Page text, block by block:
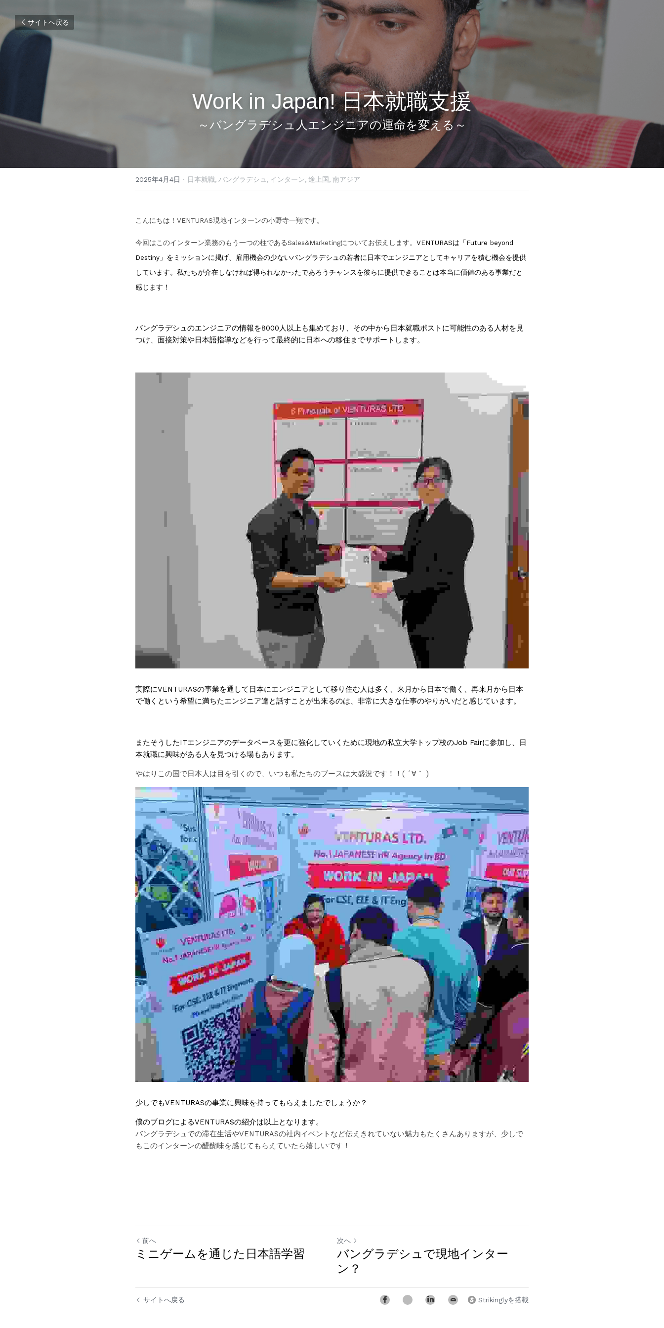
サイトへ戻る
Work in Japan! 日本就職支援
～バングラデシュ人エンジニアの運命を変える～
2025年4月4日 · 日本就職, バングラデシュ, インターン, 途上国, 南アジア
こんにちは！VENTURAS現地インターンの小野寺一翔です。
今回はこのインターン業務のもう一つの柱であるSales&Marketingについてお伝えします。 VENTURASは「Future beyond
Destiny」をミッションに掲げ、雇用機会の少ないバングラデシュの若者に日本でエンジニアとしてキャリアを積む機会を提供
しています。私たちが介在しなければ得られなかったであろうチャンスを彼らに提供できることは本当に価値のある事業だと
感じます！
バングラデシュのエンジニアの情報を8000人以上も集めており、その中から日本就職ポストに可能性のある人材を見
つけ、面接対策や日本語指導などを行って最終的に日本への移住までサポートします。
実際にVENTURASの事業を通して日本にエンジニアとして移り住む人は多く、来月から日本で働く、再来月から日本
で働くという希望に満ちたエンジニア達と話すことが出来るのは、非常に大きな仕事のやりがいだと感じています。
またそうしたITエンジニアのデータベースを更に強化していくために現地の私立大学トップ校のJob Fairに参加し、日
本就職に興味がある人を見つける場もあります。
やはりこの国で日本人は目を引くので、いつも私たちのブースは大盛況です！！( ´∀｀ )
少しでもVENTURASの事業に興味を持ってもらえましたでしょうか？
僕のブログによるVENTURASの紹介は以上となります。
バングラデシュでの滞在生活やVENTURASの社内イベントなど伝えきれていない魅力もたくさんありますが、少しで
もこのインターンの醍醐味を感じてもらえていたら嬉しいです！
前へ
ミニゲームを通じた日本語学習
次へ
バングラデシュで現地インター
ン？
サイトへ戻る Strikinglyを搭載